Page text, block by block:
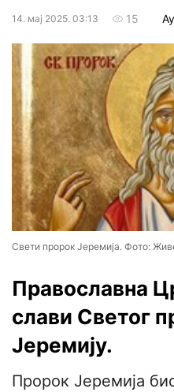
14. мај 2025. 03:13 15
Свети пророк Јеремија. Фото:
Православна
слави Светог
Јеремију.
Пророк Јеремија